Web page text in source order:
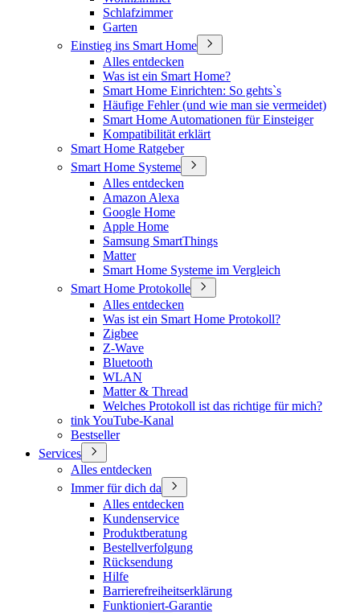
Schlafzimmer
Garten
Einstieg ins Smart Home
Alles entdecken
Was ist ein Smart Home?
Smart Home Einrichten: So gehts`s
Häufige Fehler (und wie man sie vermeidet)
Smart Home Automationen für Einsteiger
Kompatibilität erklärt
Smart Home Ratgeber
Smart Home Systeme
Alles entdecken
Amazon Alexa
Google Home
Apple Home
Samsung SmartThings
Matter
Smart Home Systeme im Vergleich
Smart Home Protokolle
Alles entdecken
Was ist ein Smart Home Protokoll?
Zigbee
Z-Wave
Bluetooth
WLAN
Matter & Thread
Welches Protokoll ist das richtige für mich?
tink YouTube-Kanal
Bestseller
Services
Alles entdecken
Immer für dich da
Alles entdecken
Kundenservice
Produktberatung
Bestellverfolgung
Rücksendung
Hilfe
Barrierefreiheitserklärung
Funktioniert-Garantie